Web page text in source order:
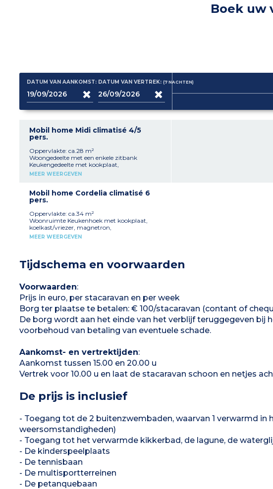
Boek uw
DATUM VAN AANKOMST: DATUM VAN VERTREK:(7NACHTEN)
Mobil home Midi climatisé 4/5
pers.
Oppervlakte: ca.28 m²
Woongedeelte met een enkele zitbank
Keukengedeelte met kookplaat,
koelkast/vriezer, magnetron,
eenpersoonsbedden Badkamer, aparte wc
Overdekt terras met tuinmeubilair
maximaal 4 volwassenen en 1 kind
MEER WEERGEVEN
Mobil home Cordelia climatisé 6
pers.
Oppervlakte: ca.34 m²
Woonruimte Keukenhoek met kookplaat,
koelkast/vriezer, magnetron,
koffiezetapparaat 1 slaapkamer met 1
Overdekt terras met tuinmeubilairBezetting:
maximaal 4 volwassenen en 2 kinderen
MEER WEERGEVEN
Tijdschema en voorwaarden
Voorwaarden:
Prijs in euro, per stacaravan en per week
Borg ter plaatse te betalen: € 100/stacaravan (contant of
De borg wordt aan het einde van het verblijf teruggegeven bij
voorbehoud van betaling van eventuele schade.
Aankomst- en vertrektijden:
Aankomst tussen 15.00 en 20.00 u
Vertrek voor 10.00 u en laat de stacaravan schoon en netjes
De prijs is inclusief
- Toegang tot de 2 buitenzwembaden, waarvan 1 verwarmd
weersomstandigheden)
- Toegang tot het verwarmde kikkerbad, de lagune, de
- De kinderspeelplaats
- De tennisbaan
- De multisportterreinen
- De petanquebaan